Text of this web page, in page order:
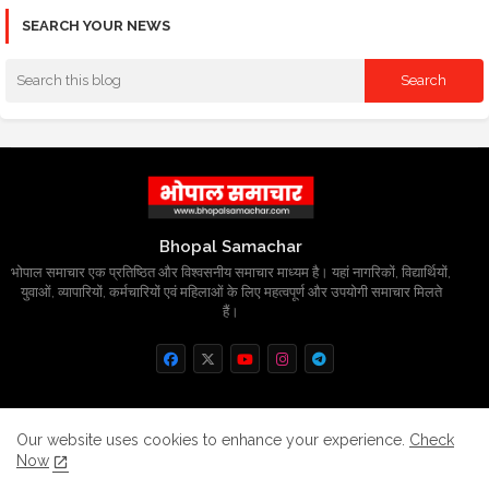
SEARCH YOUR NEWS
Bhopal Samachar
भोपाल समाचार एक प्रतिष्ठित और विश्वसनीय समाचार माध्यम है। यहां नागरिकों, विद्यार्थियों,
युवाओं, व्यापारियों, कर्मचारियों एवं महिलाओं के लिए महत्वपूर्ण और उपयोगी समाचार मिलते
हैं।
Home About Contact us
Privacy Policy
Our website uses cookies to enhance your experience. Check
Now